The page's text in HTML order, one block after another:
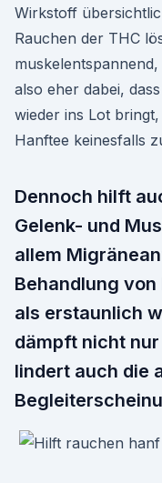
Wirkstoff
Rauchen der THC
also eher dabei,
wieder ins Lot
Hanftee keinesfalls
Dennoch hilft
Gelenk- und
allem
Behandlung
als erstaunlich
dämpft nicht
lindert auch die